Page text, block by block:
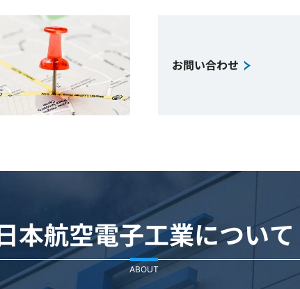
お問い合わせ
日本航空電子工業について
ABOUT